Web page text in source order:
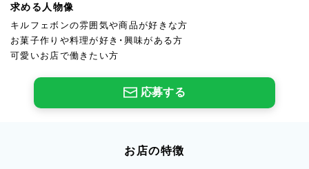
求める人物像
キルフェボンの雰囲気や商品が好きな方
お菓子作りや料理が好き・興味がある方
可愛いお店で働きたい方
応募する
お店の特徴